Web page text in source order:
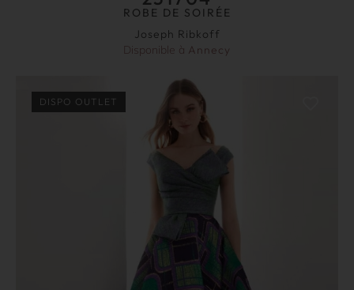
ROBE DE SOIRÉE
Joseph Ribkoff
Disponible à Annecy
DISPO OUTLET